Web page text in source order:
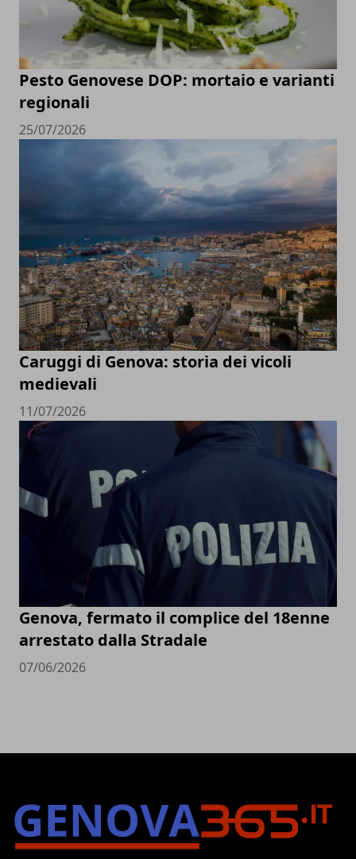
Pesto Genovese DOP: mortaio e varianti
regionali
25/07/2026
Caruggi di Genova: storia dei vicoli
medievali
11/07/2026
Genova, fermato il complice del 18enne
arrestato dalla Stradale
07/06/2026